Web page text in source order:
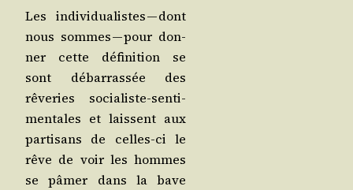
Les indi­vi­dua­listes — dont
nous sommes — pour don­
ner cette défi­ni­tion se
sont débar­ras­sée des
rêve­ries socia­liste-sen­ti­
men­tales et laissent aux
par­ti­sans de celles-ci le
rêve de voir les hommes
se pâmer dans la bave